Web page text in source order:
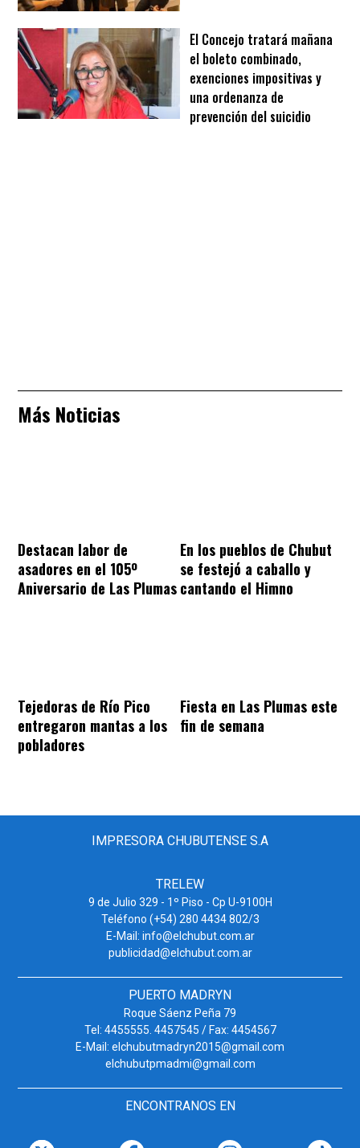
El Concejo tratará mañana
el boleto combinado,
exenciones impositivas y
una ordenanza de
prevención del suicidio
Más Noticias
Destacan labor de
asadores en el 105º
Aniversario de Las Plumas
En los pueblos de Chubut
se festejó a caballo y
cantando el Himno
Tejedoras de Río Pico
entregaron mantas a los
pobladores
Fiesta en Las Plumas este
fin de semana
IMPRESORA CHUBUTENSE S.A
TRELEW
9 de Julio 329 - 1º Piso - Cp U-9100H
Teléfono (+54) 280 4434 802/3
E-Mail: info@elchubut.com.ar
publicidad@elchubut.com.ar
PUERTO MADRYN
Roque Sáenz Peña 79
Tel: 4455555. 4457545 / Fax: 4454567
E-Mail: elchubutmadryn2015@gmail.com
elchubutpmadmi@gmail.com
ENCONTRANOS EN